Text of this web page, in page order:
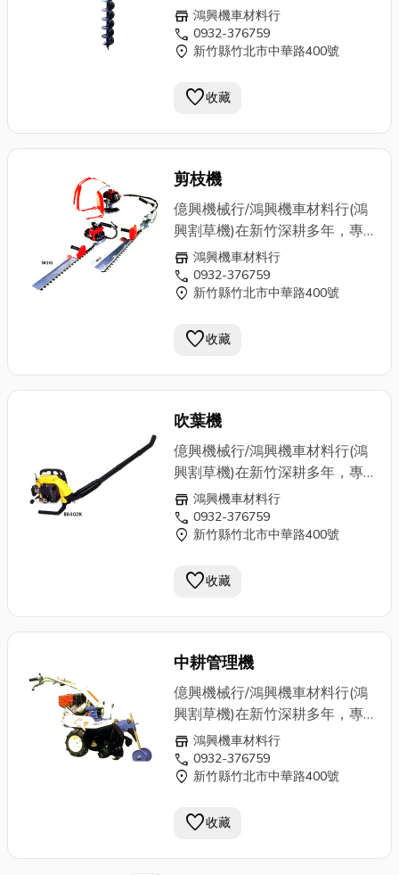
業批發零售農用機械器具設備、
園藝器具設備專用，各式割草
機、發電機、施肥機、抽水機
機、中耕機、引擎、鏈鋸、牧草
農用機械…等，無論新舊買賣或
老師傅，來一趟鴻興，解決您所
有的問題。歡迎電洽0932-
376759
store 鴻興機車材料行
call 0932-376759
location_on 新竹縣竹北市中華路400號
favorite收藏
剪枝機
億興機械行/鴻興機車材料行(鴻
興割草機)在新竹深耕多年，專
業批發零售農用機械器具設備、
園藝器具設備專用，各式割草
機、發電機、施肥機、抽水機
機、中耕機、引擎、鏈鋸、牧草
農用機械…等，無論新舊買賣或
老師傅，來一趟鴻興，解決您所
有的問題。歡迎電洽0932-
376759
store 鴻興機車材料行
call 0932-376759
location_on 新竹縣竹北市中華路400號
favorite收藏
吹葉機
億興機械行/鴻興機車材料行(鴻
興割草機)在新竹深耕多年，專
業批發零售農用機械器具設備、
園藝器具設備專用，各式割草
機、發電機、施肥機、抽水機
機、中耕機、引擎、鏈鋸、牧草
農用機械…等，無論新舊買賣或
老師傅，來一趟鴻興，解決您所
有的問題。歡迎電洽0932-
376759
store 鴻興機車材料行
call 0932-376759
location_on 新竹縣竹北市中華路400號
favorite收藏
中耕管理機
億興機械行/鴻興機車材料行(鴻
興割草機)在新竹深耕多年，專
業批發零售農用機械器具設備、
園藝器具設備專用，各式割草
機、發電機、施肥機、抽水機
機、中耕機、引擎、鏈鋸、牧草
農用機械…等，無論新舊買賣或
store 鴻興機車材料行
call 0932-376759
location_on 新竹縣竹北市中華路400號
favorite收藏